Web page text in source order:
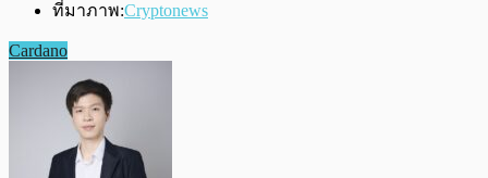
ที่มาภาพ:Cryptonews
Cardano